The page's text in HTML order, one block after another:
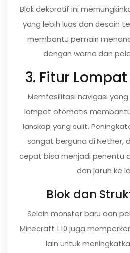
Blok dekoratif ini
yang lebih luas dan desain
membantu pemain
dengan warna dan
3. Fitur
Memfasilitasi navigasi
lompat otomatis
lanskap yang sulit.
sangat berguna di Nether,
cepat bisa menjadi penentu
dan jatuh ke
Blok dan
Selain monster baru dan
Minecraft 1.10 juga
lain untuk